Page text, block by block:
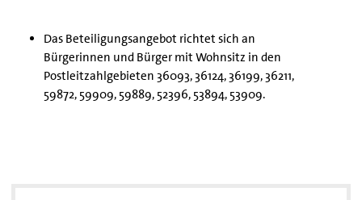
Das Beteiligungsangebot richtet sich an
Bürgerinnen und Bürger mit Wohnsitz in den
Postleitzahlgebieten 36093, 36124, 36199, 36211,
59872, 59909, 59889, 52396, 53894, 53909.